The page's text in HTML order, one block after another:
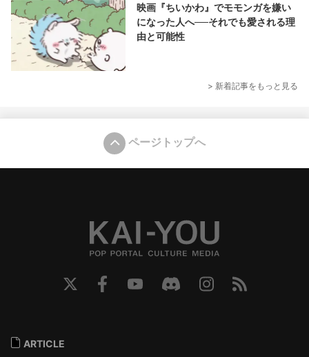
映画『ちいかわ』でモモンガを嫌い
になった人へ──それでも愛される理
由と可能性
> 新着記事をもっと見る
ページトップへ
ARTICLE